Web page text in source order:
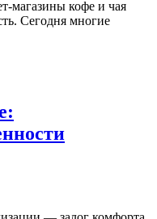
магазины кофе и чая
Сегодня многие